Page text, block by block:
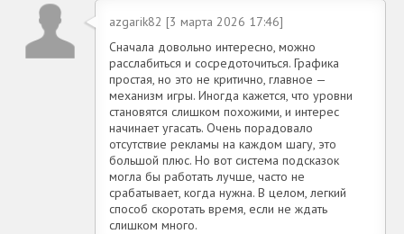
azgarik82 [3 марта 2026 17:46]
Сначала довольно интересно, можно
расслабиться и сосредоточиться. Графика
простая, но это не критично, главное —
механизм игры. Иногда кажется, что уровни
становятся слишком похожими, и интерес
начинает угасать. Очень порадовало
отсутствие рекламы на каждом шагу, это
большой плюс. Но вот система подсказок
могла бы работать лучше, часто не
срабатывает, когда нужна. В целом, легкий
способ скоротать время, если не ждать
слишком много.